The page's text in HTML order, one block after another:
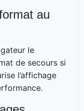
au
le
de secours si
l’affichage